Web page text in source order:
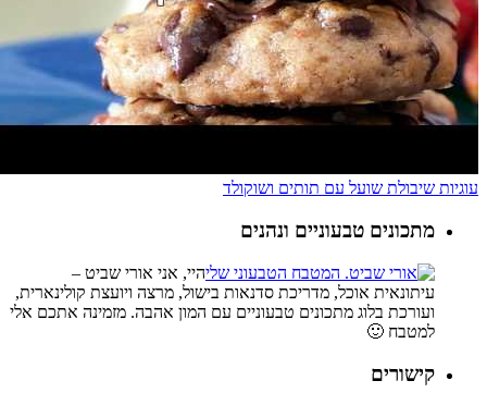
עוגיות שיבולת שועל עם תותים ושוקולד
מתכונים טבעוניים ונהנים
היי, אני אורי שביט –
עיתונאית אוכל, מדריכת סדנאות בישול, מרצה ויועצת קולינארית,
ועורכת בלוג מתכונים טבעוניים עם המון אהבה. מזמינה אתכם אלי
למטבח 🙂
קישורים